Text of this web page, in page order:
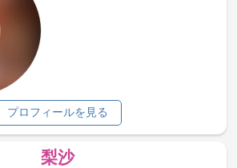
プロフィールを見る
梨沙